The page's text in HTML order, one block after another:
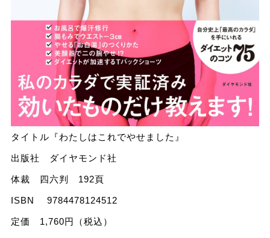
タイトル『わたしはこれでやせました』
出版社 ダイヤモンド社
体裁 四六判 192頁
ISBN 9784478124512
定価 1,760円（税込）